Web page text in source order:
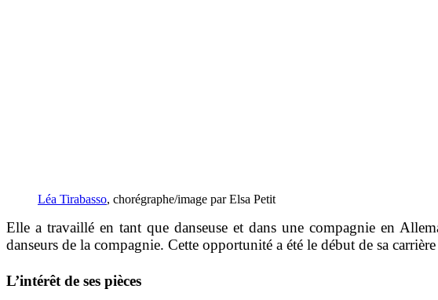
Léa Tirabasso, chorégraphe/image par Elsa Petit
Elle a travaillé en tant que danseuse et dans une compagnie en
danseurs de la compagnie. Cette opportunité a été le début de sa
L’intérêt de ses pièces